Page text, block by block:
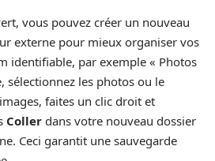
vous pouvez créer un nouveau
externe pour mieux organiser vos
identifiable, par exemple « Photos
sélectionnez les photos ou le
faites un clic droit et
Coller dans votre nouveau dossier
Ceci garantit une sauvegarde